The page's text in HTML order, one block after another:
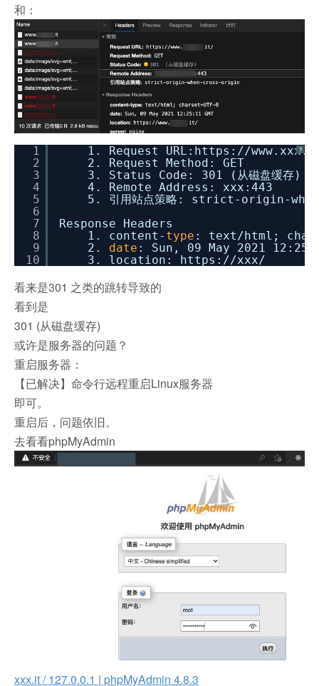
和：
?
1
2
3
4
5
6
7
8
9
10
1. Request URL:https: //www
2. Request Method: GET
3. Status Code: 301 (从磁盘缓存)
4. Remote Address: xxx:443
5. 引用站点策略: strict-origin-
Response Headers
1. content- type : text/html ;
2. date : Sun, 09 May 2021
3. location: https: //xxx/
看来是301 之类的跳转导致的
看到是
301 (从磁盘缓存)
或许是服务器的问题？
重启服务器：
【已解决】命令行远程重启Linux服务器
即可。
重启后，问题依旧。
去看看phpMyAdmin
xxx.it / 127.0.0.1 | phpMyAdmin 4.8.3